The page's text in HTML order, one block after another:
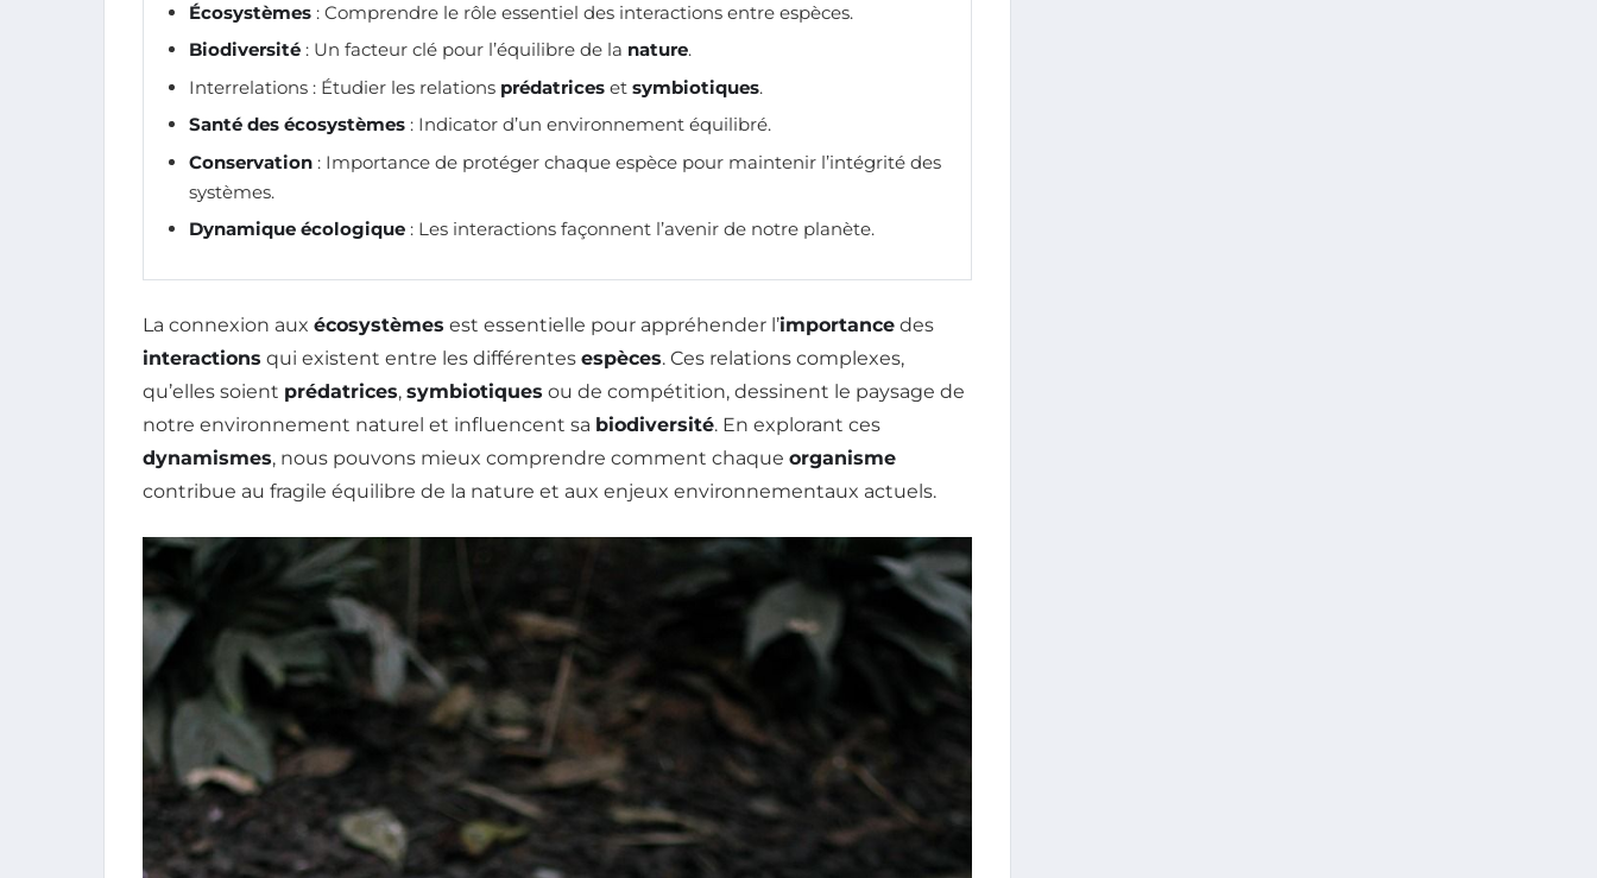
Écosystèmes : Comprendre le rôle essentiel des interactions entre espèces.
Biodiversité : Un facteur clé pour l’équilibre de la nature.
Interrelations : Étudier les relations prédatrices et symbiotiques.
Santé des écosystèmes : Indicator d’un environnement équilibré.
Conservation : Importance de protéger chaque espèce pour maintenir l’intégrité des
systèmes.
Dynamique écologique : Les interactions façonnent l’avenir de notre planète.
La connexion aux écosystèmes est essentielle pour appréhender l’importance des
interactions qui existent entre les différentes espèces. Ces relations complexes,
qu’elles soient prédatrices, symbiotiques ou de compétition, dessinent le paysage de
notre environnement naturel et influencent sa biodiversité. En explorant ces
dynamismes, nous pouvons mieux comprendre comment chaque organisme
contribue au fragile équilibre de la nature et aux enjeux environnementaux actuels.